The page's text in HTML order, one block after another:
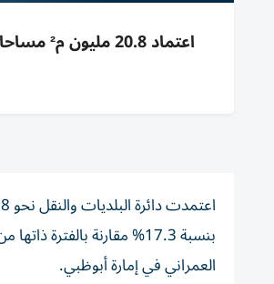
العمراني في إمارة أبوظبي.